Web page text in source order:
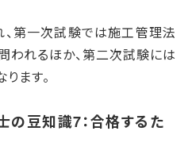
、第一次試験では施工管理法
われるほか、第二次試験には
ます。
豆知識7：合格するた